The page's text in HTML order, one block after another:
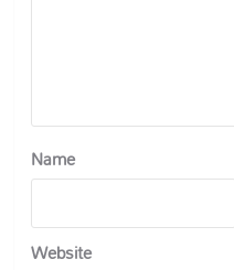
Name
Website